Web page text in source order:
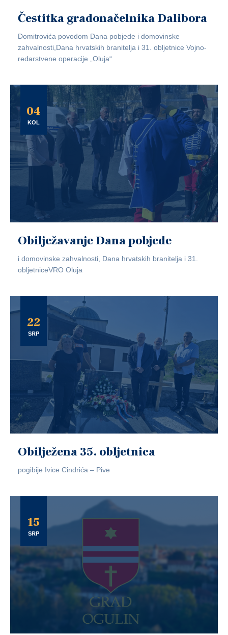
Čestitka gradonačelnika Dalibora
Domitrovića povodom Dana pobjede i domovinske
zahvalnosti,Dana hrvatskih branitelja i 31. obljetnice Vojno-
redarstvene operacije „Oluja“
04
KOL
Obilježavanje Dana pobjede
i domovinske zahvalnosti, Dana hrvatskih branitelja i 31.
obljetniceVRO Oluja
22
SRP
Obilježena 35. obljetnica
pogibije Ivice Cindrića – Pive
15
SRP